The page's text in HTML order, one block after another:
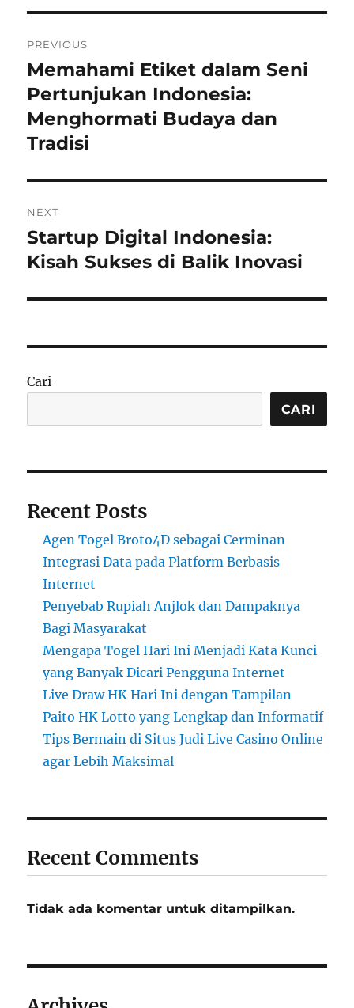
pos
PREVIOUS
Previous
post:
Memahami Etiket dalam Seni
Pertunjukan Indonesia:
Menghormati Budaya dan
Tradisi
NEXT
Next
post:
Startup Digital Indonesia:
Kisah Sukses di Balik Inovasi
Cari
CARI
Recent Posts
Agen Togel Broto4D sebagai Cerminan
Integrasi Data pada Platform Berbasis
Internet
Penyebab Rupiah Anjlok dan Dampaknya
Bagi Masyarakat
Mengapa Togel Hari Ini Menjadi Kata Kunci
yang Banyak Dicari Pengguna Internet
Live Draw HK Hari Ini dengan Tampilan
Paito HK Lotto yang Lengkap dan Informatif
Tips Bermain di Situs Judi Live Casino Online
agar Lebih Maksimal
Recent Comments
Tidak ada komentar untuk ditampilkan.